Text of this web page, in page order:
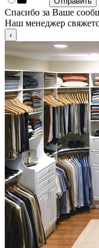
Спасибо за Ваше
Наш менеджер